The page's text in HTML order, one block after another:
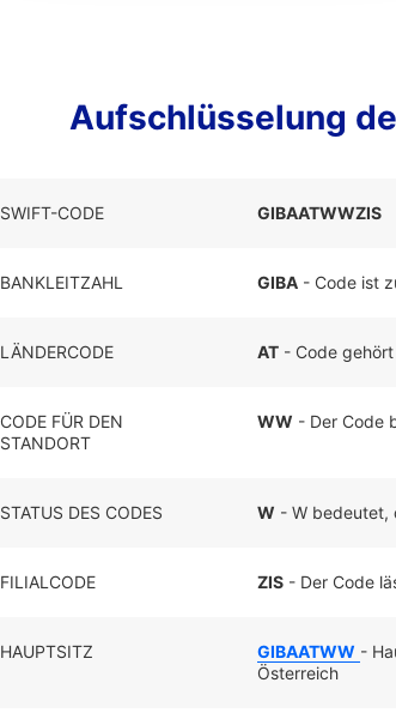
Aufschlüsselung
SWIFT-CODE GIBAATWWZIS
BANKLEITZAHL GIBA - Code ist
LÄNDERCODE AT - Code
CODE FÜR DEN
STANDORT
WW - Der Code
STATUS DES CODES W - W bedeutet,
FILIALCODE ZIS - Der Code
HAUPTSITZ GIBAATWW -
Österreich